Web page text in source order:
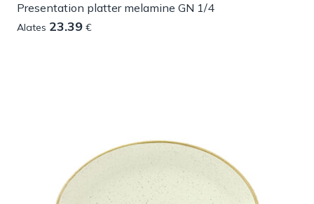
Presentation platter melamine GN 1/4
Alates 23.39 €